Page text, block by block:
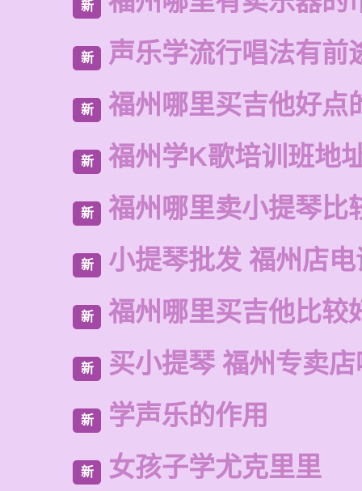
新
新 声乐学流行唱法有前
新 福州哪里买吉他好点
新 福州学K歌培训班地
新 福州哪里卖小提琴比
新 小提琴批发 福州店
新 福州哪里买吉他比较
新 买小提琴 福州专卖
新 学声乐的作用
新 女孩子学尤克里里